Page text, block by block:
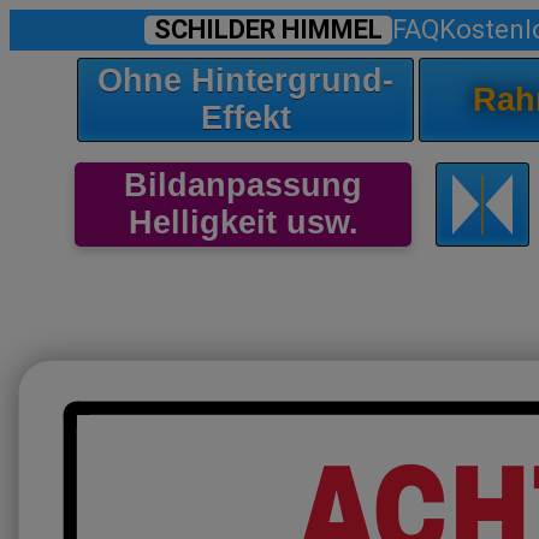
SCHILDER HIMMEL FAQ
Ohne Hintergrund-
Effekt
Bildanpassung
Helligkeit usw.